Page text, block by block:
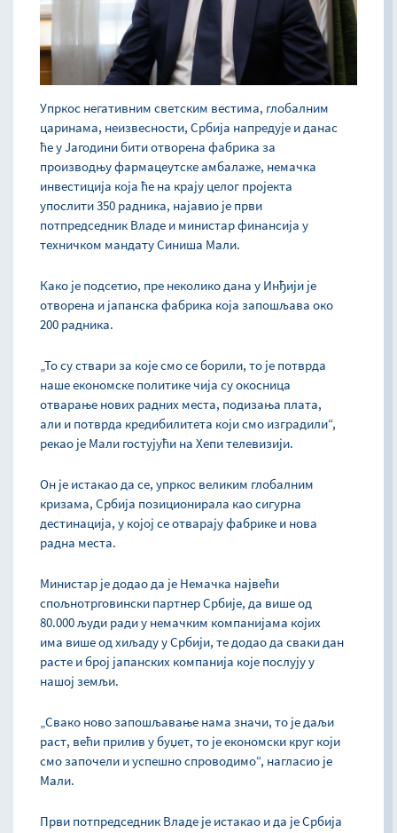
Упркос негативним светским вестима, глобалним
царинама, неизвесности, Србија напредује и данас
ће у Јагодини бити отворена фабрика за
производњу фармацеутске амбалаже, немачка
инвестиција која ће на крају целог пројекта
упослити 350 радника, најавио је први
потпредседник Владе и министар финансија у
техничком мандату Синиша Мали.
Како је подсетио, пре неколико дана у Инђији је
отворена и јапанска фабрика која запошљава око
200 радника.
„То су ствари за које смо се борили, то је потврда
наше економске политике чија су окосница
отварање нових радних места, подизања плата,
али и потврда кредибилитета који смо изградили“,
рекао је Мали гостујући на Хепи телевизији.
Он је истакао да се, упркос великим глобалним
кризама, Србија позиционирала као сигурна
дестинација, у којој се отварају фабрике и нова
радна места.
Министар је додао да је Немачка највећи
спољнотрговински партнер Србије, да више од
80.000 људи ради у немачким компанијама којих
има више од хиљаду у Србији, те додао да сваки дан
расте и број јапанских компанија које послују у
нашој земљи.
„Свако ново запошљавање нама значи, то је даљи
раст, већи прилив у буџет, то је економски круг који
смо започели и успешно спроводимо“, нагласио је
Мали.
Први потпредседник Владе је истакао и да је Србија